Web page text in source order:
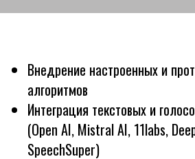
Внедрение настроенных и
алгоритмов
Интеграция текстовых и
(Open AI, Mistral AI, 11labs,
SpeechSuper)